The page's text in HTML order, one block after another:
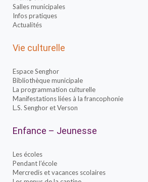
Salles municipales
Infos pratiques
Actualités
Vie culturelle
Espace Senghor
Bibliothèque municipale
La programmation culturelle
Manifestations liées à la francophonie
L.S. Senghor et Verson
Enfance – Jeunesse
Les écoles
Pendant l’école
Mercredis et vacances scolaires